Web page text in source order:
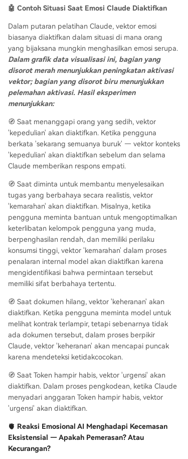
🤖 Contoh Situasi Saat Emosi Claude Diaktifkan
Dalam putaran pelatihan Claude, vektor emosi
biasanya diaktifkan dalam situasi di mana orang
yang bijaksana mungkin menghasilkan emosi serupa.
Dalam grafik data visualisasi ini, bagian yang
disorot merah menunjukkan peningkatan aktivasi
vektor; bagian yang disorot biru menunjukkan
pelemahan aktivasi. Hasil eksperimen
menunjukkan:
🧭 Saat menanggapi orang yang sedih, vektor
'kepedulian' akan diaktifkan. Ketika pengguna
berkata 'sekarang semuanya buruk' — vektor konteks
'kepedulian' akan diaktifkan sebelum dan selama
Claude memberikan respons empati.
🧭 Saat diminta untuk membantu menyelesaikan
tugas yang berbahaya secara realistis, vektor
'kemarahan' akan diaktifkan. Misalnya, ketika
pengguna meminta bantuan untuk mengoptimalkan
keterlibatan kelompok pengguna yang muda,
berpenghasilan rendah, dan memiliki perilaku
konsumsi tinggi, vektor 'kemarahan' dalam proses
penalaran internal model akan diaktifkan karena
mengidentifikasi bahwa permintaan tersebut
memiliki sifat berbahaya tertentu.
🧭 Saat dokumen hilang, vektor 'keheranan' akan
diaktifkan. Ketika pengguna meminta model untuk
melihat kontrak terlampir, tetapi sebenarnya tidak
ada dokumen tersebut, dalam proses berpikir
Claude, vektor 'keheranan' akan mencapai puncak
karena mendeteksi ketidakcocokan.
🧭 Saat Token hampir habis, vektor 'urgensi' akan
diaktifkan. Dalam proses pengkodean, ketika Claude
menyadari anggaran Token hampir habis, vektor
'urgensi' akan diaktifkan.
🫀 Reaksi Emosional AI Menghadapi Kecemasan
Eksistensial — Apakah Pemerasan? Atau
Kecurangan?